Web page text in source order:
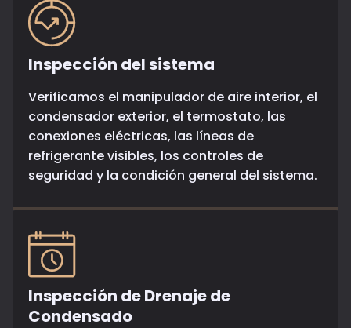
Inspección del sistema
Verificamos el manipulador de aire interior, el
condensador exterior, el termostato, las
conexiones eléctricas, las líneas de
refrigerante visibles, los controles de
seguridad y la condición general del sistema.
Inspección de Drenaje de
Condensado